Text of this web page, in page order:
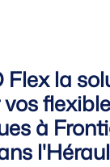
Flex la
à